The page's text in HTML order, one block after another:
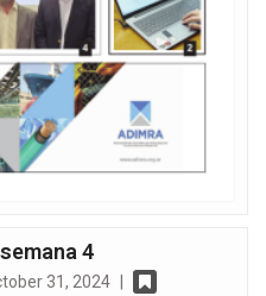
4
31, 2024